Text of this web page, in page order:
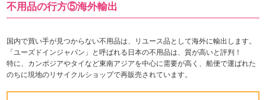
不用品の行方⑤海外輸出
国内で買い手が見つからない不用品は、リユース品として海外に輸出します。
「ユーズドインジャパン」と呼ばれる日本の不用品は、質が高いと評判！
特に、カンボジアやタイなど東南アジアを中心に需要が高く、船便で運ばれた
のちに現地のリサイクルショップで再販売されています。